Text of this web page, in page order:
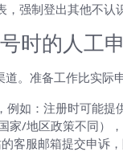
强制登出其他不认
时的人工
。准备工作比实际
如：注册时可能
/地区政策不同）
客服邮箱提交申诉